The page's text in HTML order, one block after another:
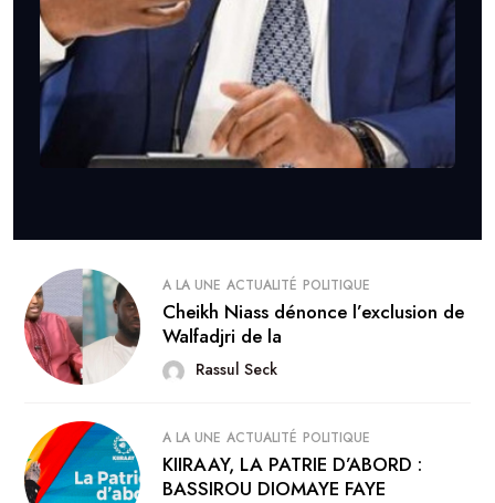
A LA UNE ACTUALITÉ POLITIQUE
Cheikh Niass dénonce l’exclusion de
Walfadjri de la
Rassul Seck
A LA UNE ACTUALITÉ POLITIQUE
KIIRAAY, LA PATRIE D’ABORD :
BASSIROU DIOMAYE FAYE